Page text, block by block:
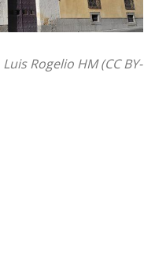
Luis Rogelio HM (CC BY-